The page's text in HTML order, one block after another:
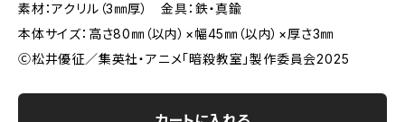
素材：アクリル（3㎜厚） 金具：鉄・真鍮
本体サイズ：高さ80㎜（以内）×幅45㎜（以内）×厚さ3㎜
Ⓒ松井優征／集英社・アニメ「暗殺教室」製作委員会2025